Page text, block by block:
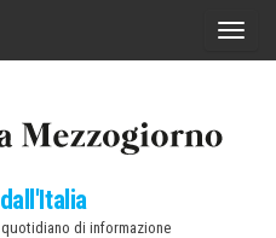
C
di informazione